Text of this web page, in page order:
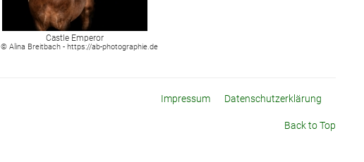
© Alina Breitbach - https://ab-photographie.de
Castle Emperor
Impressum Datenschutzerklärung
Back to Top